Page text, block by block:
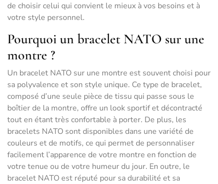
de choisir celui qui convient le mieux à vos besoins et à
votre style personnel.
Pourquoi un bracelet NATO sur une
montre ?
Un bracelet NATO sur une montre est souvent choisi pour
sa polyvalence et son style unique. Ce type de bracelet,
composé d’une seule pièce de tissu qui passe sous le
boîtier de la montre, offre un look sportif et décontracté
tout en étant très confortable à porter. De plus, les
bracelets NATO sont disponibles dans une variété de
couleurs et de motifs, ce qui permet de personnaliser
facilement l’apparence de votre montre en fonction de
votre tenue ou de votre humeur du jour. En outre, le
bracelet NATO est réputé pour sa durabilité et sa